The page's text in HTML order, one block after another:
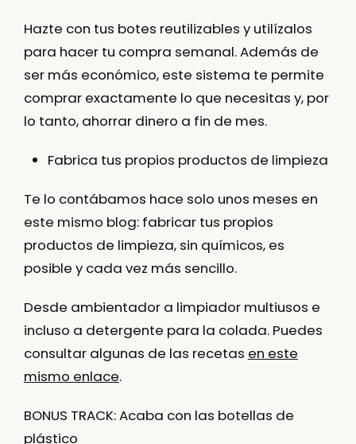
Hazte con tus botes reutilizables y utilízalos
para hacer tu compra semanal. Además de
ser más económico, este sistema te permite
comprar exactamente lo que necesitas y, por
lo tanto, ahorrar dinero a fin de mes.
Fabrica tus propios productos de limpieza
Te lo contábamos hace solo unos meses en
este mismo blog: fabricar tus propios
productos de limpieza, sin químicos, es
posible y cada vez más sencillo.
Desde ambientador a limpiador multiusos e
incluso a detergente para la colada. Puedes
consultar algunas de las recetas en este
mismo enlace.
BONUS TRACK: Acaba con las botellas de
plástico